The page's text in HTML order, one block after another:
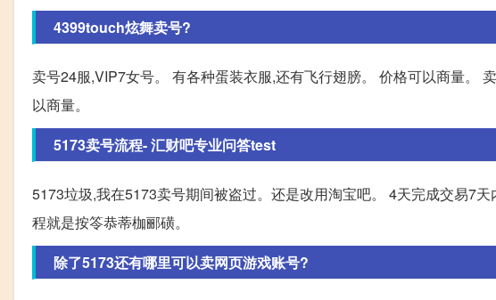
4399touch炫舞卖号?
卖号24服,VIP7女号。 有各种蛋装衣服,还有飞行翅膀。 价格可以商量。
以商量。
5173卖号流程- 汇财吧专业问答test
5173垃圾,我在5173卖号期间被盗过。还是改用淘宝吧。 4天完成交易7
程就是按笭恭蒂枷郦磺。
除了5173还有哪里可以卖网页游戏账号?